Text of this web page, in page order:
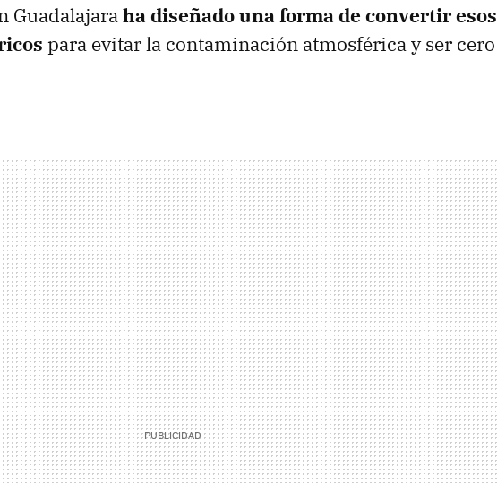
Guadalajaraha diseñado una forma de convertir esos
para evitar la contaminación atmosférica y ser cero